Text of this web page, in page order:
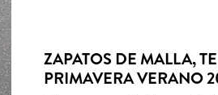
ZAPATOS DE MALLA,
PRIMAVERA VERANO